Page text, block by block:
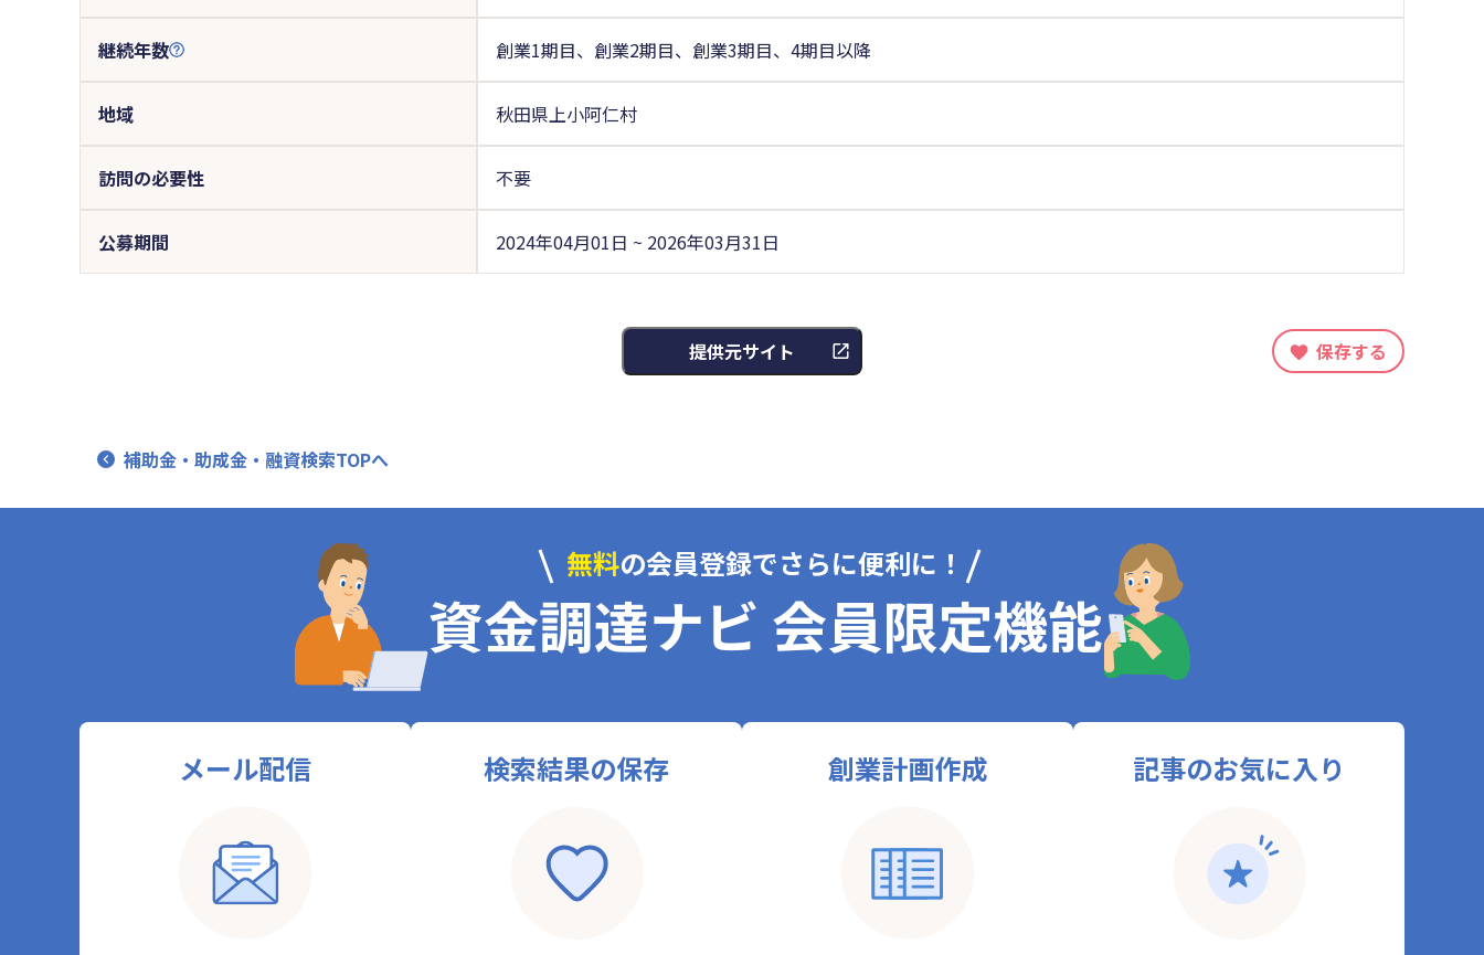
継続年数 創業1期目、創業2期目、創業3期目、4期目以降
地域 秋田県上小阿仁村
訪問の必要性 不要
公募期間 2024年04月01日 ~ 2026年03月31日
提供元サイト 保存する
補助金・助成金・融資検索TOPへ
無料の会員登録でさらに便利に！
資金調達ナビ 会員限定機能
メール配信 検索結果の保存 創業計画作成 記事のお気に入り